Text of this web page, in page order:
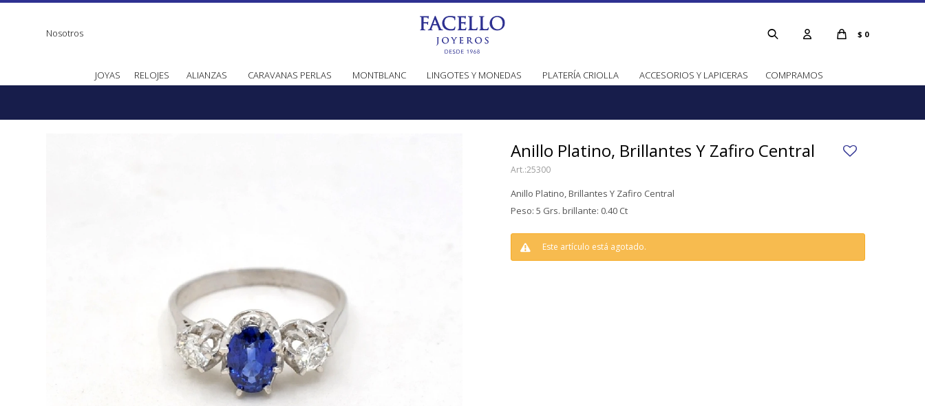
JOYAS RELOJES ALIANZAS CARAVANAS PERLAS MONTBLANC LINGOTES Y MONEDAS PLATERÍA CRIOLLA ACCESORIOS Y LAPICERAS COMPRAMOS
$ 0
Nosotros
Anillo Platino, Brillantes Y Zafiro Central
25300
Anillo Platino, Brillantes Y Zafiro Central
Peso: 5 Grs. brillante: 0.40 Ct
Este artículo está agotado.